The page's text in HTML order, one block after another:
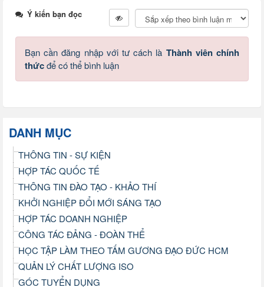
Ý kiến bạn đọc
Bạn cần đăng nhập với tư cách là Thành viên chính
thứcđể có thể bình luận
DANH MỤC
THÔNG TIN - SỰ KIỆN
HỢP TÁC QUỐC TẾ
THÔNG TIN ĐÀO TẠO - KHẢO THÍ
KHỞI NGHIỆP ĐỔI MỚI SÁNG TẠO
HỢP TÁC DOANH NGHIỆP
CÔNG TÁC ĐẢNG - ĐOÀN THỂ
HỌC TẬP LÀM THEO TẤM GƯƠNG ĐẠO ĐỨC HCM
QUẢN LÝ CHẤT LƯỢNG ISO
GÓC TUYỂN DỤNG